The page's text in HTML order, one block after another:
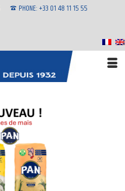
PHONE: +33 01 48 11 15 55